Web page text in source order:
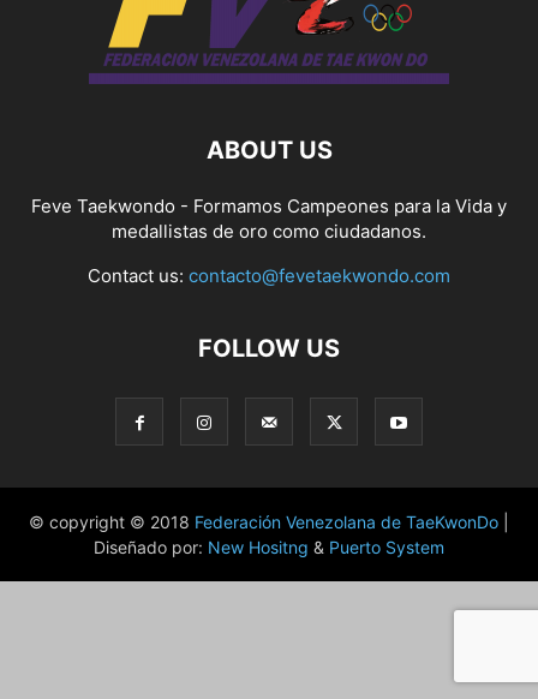
ABOUT US
Feve Taekwondo - Formamos Campeones para la Vida y
medallistas de oro como ciudadanos.
Contact us: contacto@fevetaekwondo.com
FOLLOW US
© copyright © 2018 Federación Venezolana de TaeKwonDo
Diseñado por: New Hositng & Puerto System